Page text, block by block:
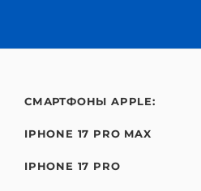
СМАРТФОНЫ APPLE:
IPHONE 17 PRO MAX
IPHONE 17 PRO